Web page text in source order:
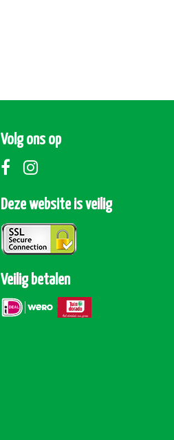
Volg ons op
Deze website is veilig
Veilig betalen